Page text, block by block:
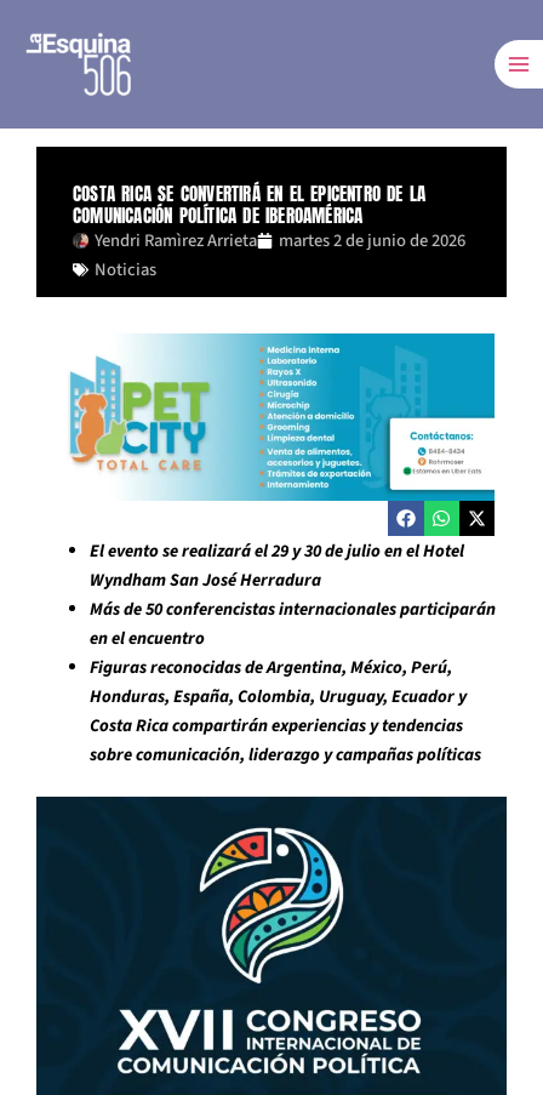
COSTA RICA SE CONVERTIRÁ EN EL EPICENTRO DE LA
COMUNICACIÓN POLÍTICA DE IBEROAMÉRICA
Yendri Ramìrez Arrieta
martes 2 de junio de 2026
Noticias
El evento se realizará el 29 y 30 de julio en el Hotel
Wyndham San José Herradura
Más de 50 conferencistas internacionales participarán
en el encuentro
Figuras reconocidas de Argentina, México, Perú,
Honduras, España, Colombia, Uruguay, Ecuador y
Costa Rica compartirán experiencias y tendencias
sobre comunicación, liderazgo y campañas políticas